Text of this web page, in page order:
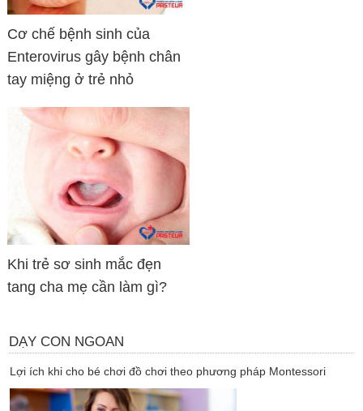
Cơ chế bệnh sinh của
Enterovirus gây bệnh chân
tay miệng ở trẻ nhỏ
Khi trẻ sơ sinh mắc đẹn
tang cha mẹ cần làm gì?
DẠY CON NGOAN
Lợi ích khi cho bé chơi đồ chơi theo phương pháp Montessori